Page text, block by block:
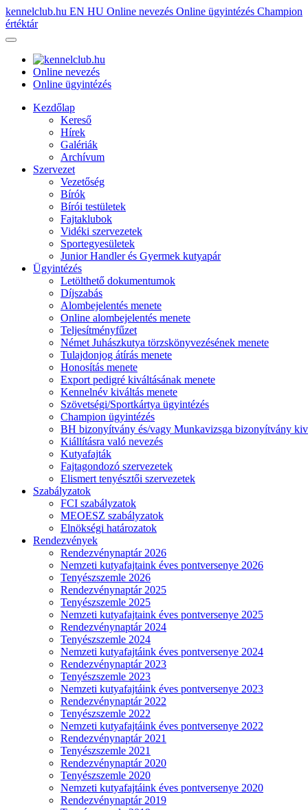
kennelclub.hu EN HU Online nevezés Online ügyintézés Champion
értéktár
Online nevezés
Online ügyintézés
Kezdőlap
Kereső
Hírek
Galériák
Archívum
Szervezet
Vezetőség
Bírók
Bírói testületek
Fajtaklubok
Vidéki szervezetek
Sportegyesületek
Junior Handler és Gyermek kutyapár
Ügyintézés
Letölthető dokumentumok
Díjszabás
Alombejelentés menete
Online alombejelentés menete
Teljesítményfűzet
Német Juhászkutya törzskönyvezésének menete
Tulajdonjog átírás menete
Honosítás menete
Export pedigré kiváltásának menete
Kennelnév kiváltás menete
Szövetségi/Sportkártya ügyintézés
Champion ügyintézés
BH bizonyítvány és/vagy Munkavizsga bizonyítvány
Kiállításra való nevezés
Kutyafajták
Fajtagondozó szervezetek
Elismert tenyésztői szervezetek
Szabályzatok
FCI szabályzatok
MEOESZ szabályzatok
Elnökségi határozatok
Rendezvények
Rendezvénynaptár 2026
Nemzeti kutyafajtaink éves pontversenye 2026
Tenyészszemle 2026
Rendezvénynaptár 2025
Tenyészszemle 2025
Nemzeti kutyafajtaink éves pontversenye 2025
Rendezvénynaptár 2024
Tenyészszemle 2024
Nemzeti kutyafajtáink éves pontversenye 2024
Rendezvénynaptár 2023
Tenyészszemle 2023
Nemzeti kutyafajtáink éves pontversenye 2023
Rendezvénynaptár 2022
Tenyészszemle 2022
Nemzeti kutyafajtáink éves pontversenye 2022
Rendezvénynaptár 2021
Tenyészszemle 2021
Rendezvénynaptár 2020
Tenyészszemle 2020
Nemzeti kutyafajtáink éves pontversenye 2020
Rendezvénynaptár 2019